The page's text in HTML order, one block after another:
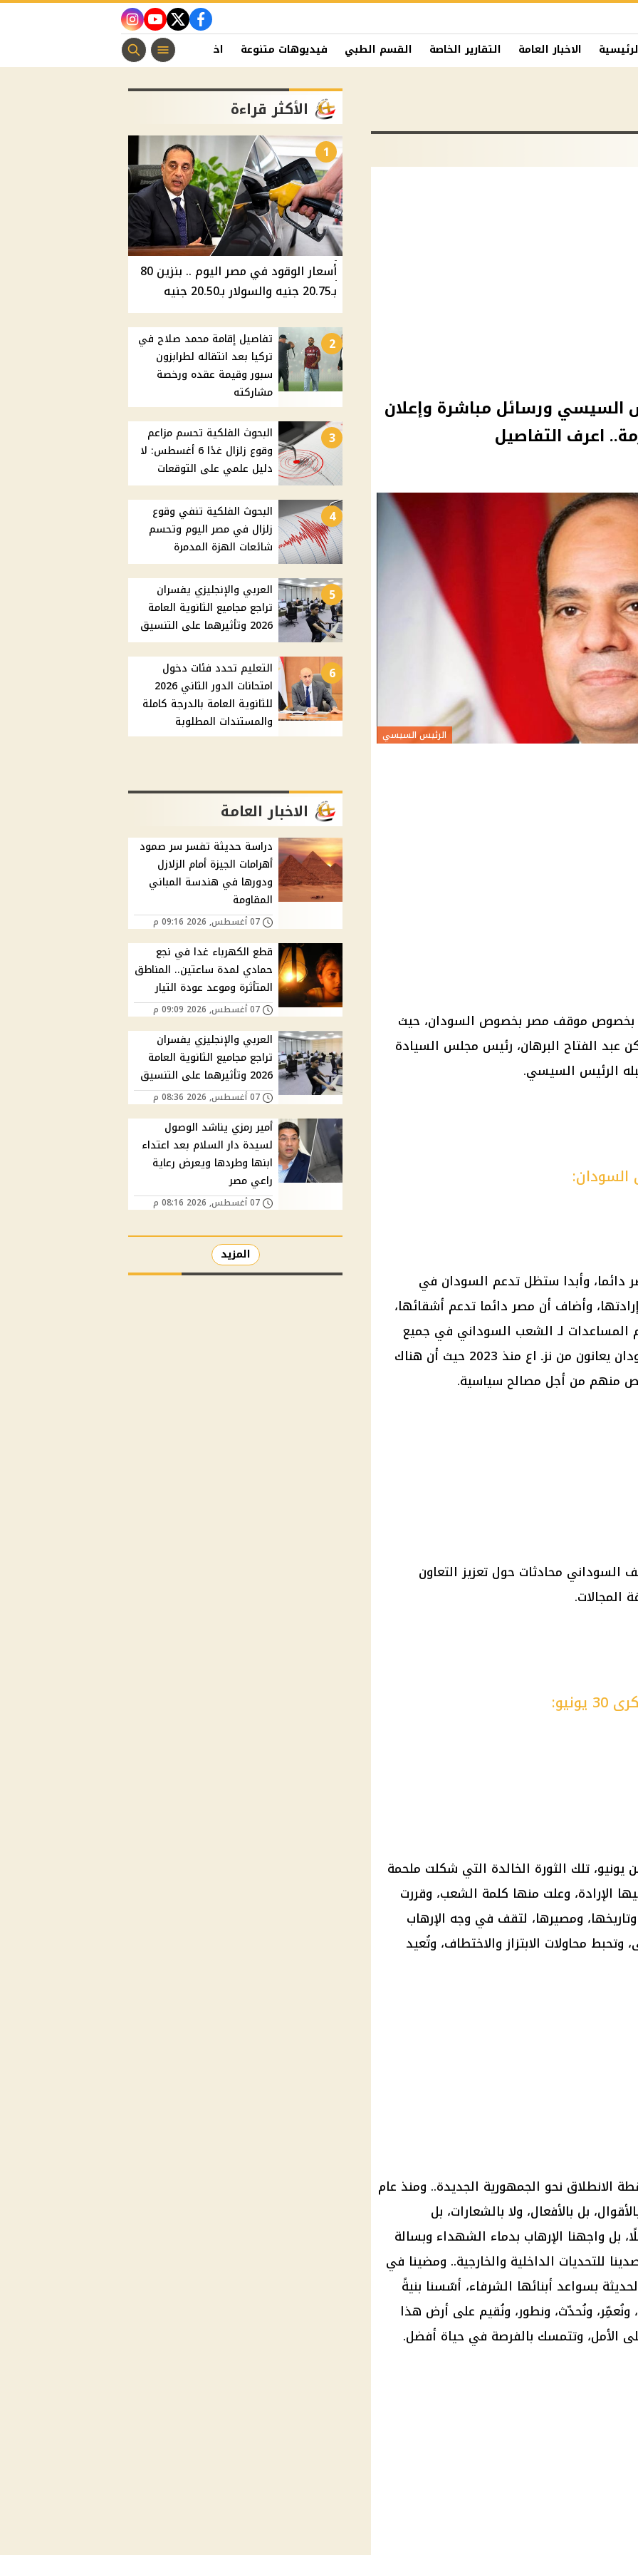
facebook
twitter
youtube
instagram
الاخبار العامة التقارير الخاصة القسم الطبي فيديوهات متنوعة اخبار الفن منوعات مسيحية
السيسي ورسائل مباشرة وإعلان
اعرف التفاصيل
الرئيس السيسي
بخصوص موقف مصر بخصوص السودان، حيث
عبد الفتاح البرهان، رئيس مجلس السيادة
الرئيس السيسي.
وأبدا ستظل تدعم السودان في
وأضاف أن مصر دائما تدعم أشقائها،
المساعدات لـ الشعب السوداني في جميع
النواحي، حيث أن الأشقاء في السودان يعانون من نزـ اع منذ 2023 حيث أن هناك
منهم من أجل مصالح سياسية.
السوداني محادثات حول تعزيز التعاون
المجالات.
يونيو، تلك الثورة الخالدة التي شكلت ملحمة
الإرادة، وعلت منها كلمة الشعب، وقررت
ومصيرها، لتقف في وجه الإرهاب
محاولات الابتزاز والاختطاف، وتُعيد
الانطلاق نحو الجمهورية الجديدة.. ومنذ عام
بل بالأفعال، ولا بالشعارات، بل
بل واجهنا الإرهاب بدماء الشهداء وبسالة
للتحديات الداخلية والخارجية.. ومضينا في
بسواعد أبنائها الشرفاء، أسّسنا بنيةً
ونُحدّث، ونطور، ونُقيم على أرض هذا
الأمل، وتتمسك بالفرصة في حياة أفضل.
الأكثر قراءة
1
أسعار الوقود في مصر اليوم .. بنزين 80
بـ20.75 جنيه والسولار بـ20.50 جنيه
2
تفاصيل إقامة محمد صلاح في
تركيا بعد انتقاله لطرابزون
سبور وقيمة عقده ورخصة
مشاركته
3
البحوث الفلكية تحسم مزاعم
وقوع زلزال غدًا 6 أغسطس: لا
دليل علمي على التوقعات
4
البحوث الفلكية تنفي وقوع
زلزال في مصر اليوم وتحسم
شائعات الهزة المدمرة
5
العربي والإنجليزي يفسران
تراجع مجاميع الثانوية العامة
2026 وتأثيرهما على التنسيق
6
التعليم تحدد فئات دخول
امتحانات الدور الثاني 2026
للثانوية العامة بالدرجة كاملة
والمستندات المطلوبة
الاخبار العامة
دراسة حديثة تفسر سر صمود
أهرامات الجيزة أمام الزلازل
ودورها في هندسة المباني
المقاومة
07 أغسطس, 2026 09:16 م
قطع الكهرباء غدا في نجع
حمادي لمدة ساعتين.. المناطق
المتأثرة وموعد عودة التيار
07 أغسطس, 2026 09:09 م
العربي والإنجليزي يفسران
تراجع مجاميع الثانوية العامة
2026 وتأثيرهما على التنسيق
07 أغسطس, 2026 08:36 م
أمير رمزي يناشد الوصول
لسيدة دار السلام بعد اعتداء
ابنها وطردها ويعرض رعاية
راعي مصر
07 أغسطس, 2026 08:16 م
المزيد